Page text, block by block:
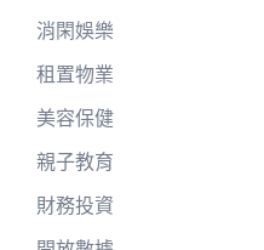
消閑娛樂
租置物業
美容保健
親子教育
財務投資